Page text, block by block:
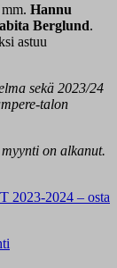
Hannu
Berglund.
astuu
sekä 2023/24
talon
on alkanut.
2024 – osta